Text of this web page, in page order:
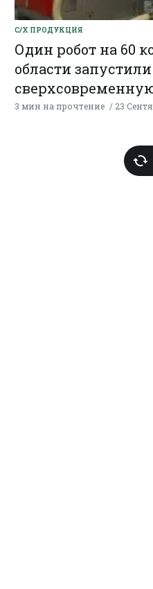
С/Х ПРОДУКЦИЯ
Один робот на 60
области
3 мин на прочтение 23